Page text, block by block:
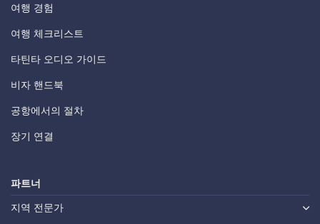
여행 경험
여행 체크리스트
타틴타 오디오 가이드
비자 핸드북
공항에서의 절차
장기 연결
파트너
지역 전문가